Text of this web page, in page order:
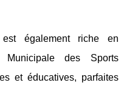
également riche en
Municipale des Sports
et éducatives, parfaites